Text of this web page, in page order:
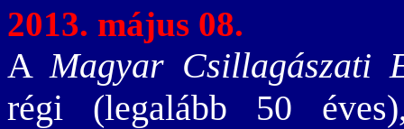
2013. május 08.
AMagyar Csillagászati
régi (legalább 50